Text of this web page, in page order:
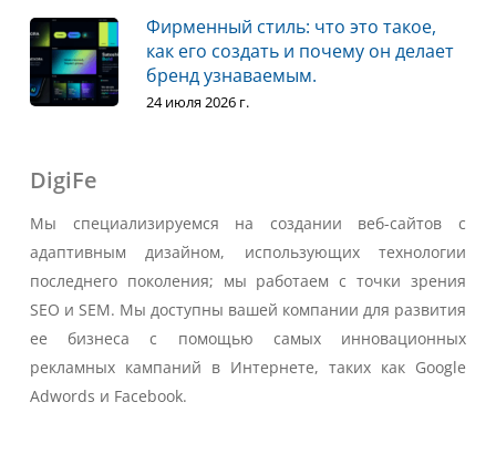
Фирменный стиль: что это такое,
как его создать и почему он делает
бренд узнаваемым.
24 июля 2026 г.
DigiFe
Мы специализируемся на создании веб-сайтов с
адаптивным дизайном, использующих технологии
последнего поколения; мы работаем с точки зрения
SEO и SEM. Мы доступны вашей компании для развития
ее бизнеса с помощью самых инновационных
рекламных кампаний в Интернете, таких как Google
Adwords и Facebook.